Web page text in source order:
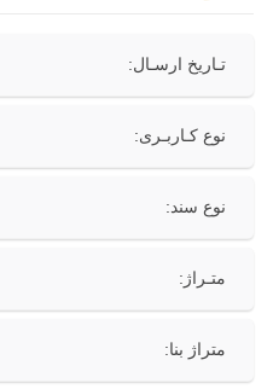
تـاریخ ارسـال:
نوع کـاربـری:
نوع سند:
متـراژ:
متراژ بنا: